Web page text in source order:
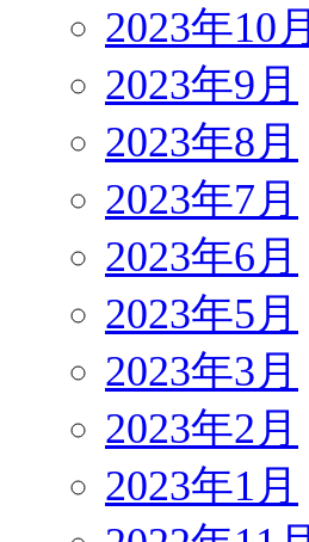
2023年10月
2023年9月
2023年8月
2023年7月
2023年6月
2023年5月
2023年3月
2023年2月
2023年1月